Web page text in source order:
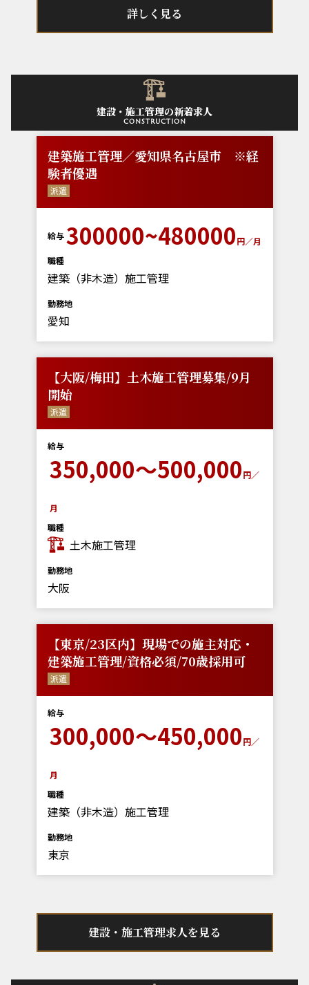
詳しく見る
建設・施工管理の新着求人
construction
建築施工管理／愛知県名古屋市 ※経
験者優遇
派遣
給与 300000~480000円／月
職種
建築（非木造）施工管理
勤務地
愛知
【大阪/梅田】土木施工管理募集/9月
開始
派遣
給与
350,000～500,000円／
月
職種
土木施工管理
勤務地
大阪
【東京/23区内】現場での施主対応・
建築施工管理/資格必須/70歳採用可
派遣
給与
300,000～450,000円／
月
職種
建築（非木造）施工管理
勤務地
東京
建設・施工管理求人を見る